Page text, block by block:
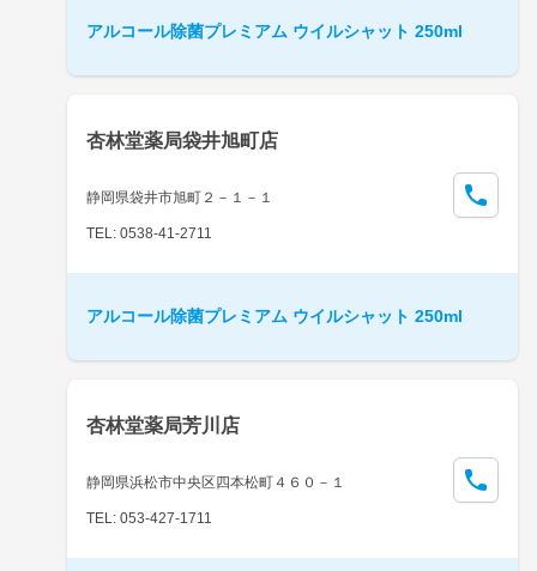
アルコール除菌プレミアム ウイルシャット 250ml
杏林堂薬局袋井旭町店
静岡県袋井市旭町２－１－１
TEL: 0538-41-2711
アルコール除菌プレミアム ウイルシャット 250ml
杏林堂薬局芳川店
静岡県浜松市中央区四本松町４６０－１
TEL: 053-427-1711